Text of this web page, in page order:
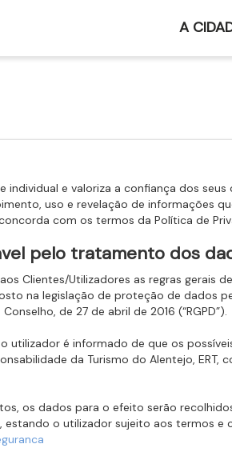
A
individual e valoriza a confiança dos
uso e revelação de informações
com os termos da Política de
pelo tratamento dos
Clientes/Utilizadores as regras gerais
na legislação de proteção de dados
de 27 de abril de 2016 (“RGPD”).
utilizador é informado de que os
da Turismo do Alentejo, ERT,
os dados para o efeito serão
estando o utilizador sujeito aos termos e